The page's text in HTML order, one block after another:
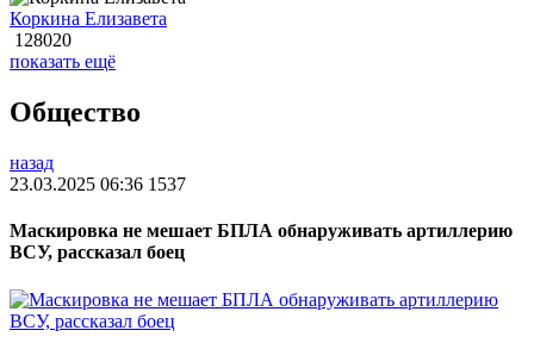
Коркина Елизавета
128020
показать ещё
Общество
назад
23.03.2025 06:36 1537
Маскировка не мешает БПЛА обнаруживать артиллерию
ВСУ, рассказал боец